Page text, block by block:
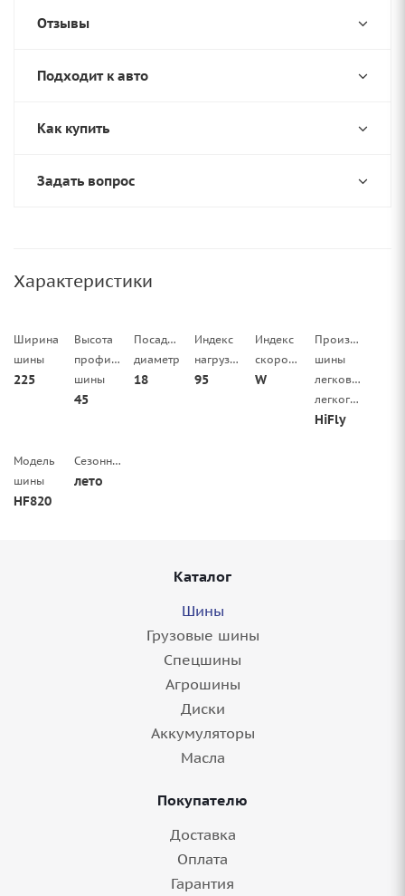
Отзывы
Подходит к авто
Как купить
Задать вопрос
Характеристики
Ширина
шины
225
Высота
профиля
шины
45
Посадочный
диаметр
18
Индекс
нагрузки
95
Индекс
скорости
W
Производитель
шины
легковой/
легкогрузовой
HiFly
Модель
шины
HF820
Сезонность
лето
Каталог
Шины
Грузовые шины
Спецшины
Агрошины
Диски
Аккумуляторы
Масла
Покупателю
Доставка
Оплата
Гарантия